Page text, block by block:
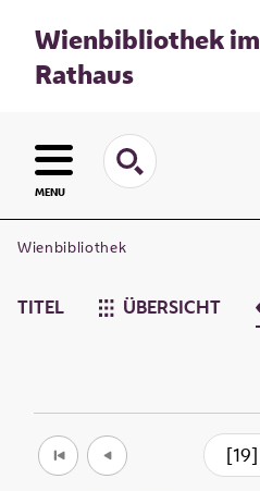
Wienbibliothek im
Rathaus
MENU
Wienbibliothek
TITEL ÜBERSICHT
[19]